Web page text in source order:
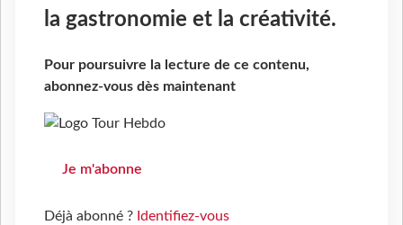
la gastronomie et la créativité.
Pour poursuivre la lecture de ce contenu,
abonnez-vous dès maintenant
Je m'abonne
Déjà abonné ? Identifiez-vous